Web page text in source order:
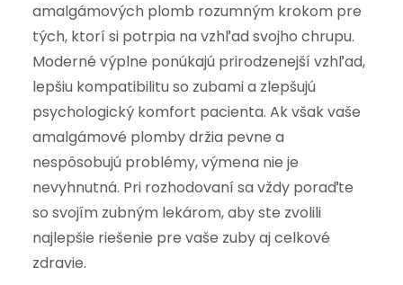
amalgámových plomb rozumným krokom pre
tých, ktorí si potrpia na vzhľad svojho chrupu.
Moderné výplne ponúkajú prirodzenejší vzhľad,
lepšiu kompatibilitu so zubami a zlepšujú
psychologický komfort pacienta. Ak však vaše
amalgámové plomby držia pevne a
nespôsobujú problémy, výmena nie je
nevyhnutná. Pri rozhodovaní sa vždy poraďte
so svojím zubným lekárom, aby ste zvolili
najlepšie riešenie pre vaše zuby aj celkové
zdravie.